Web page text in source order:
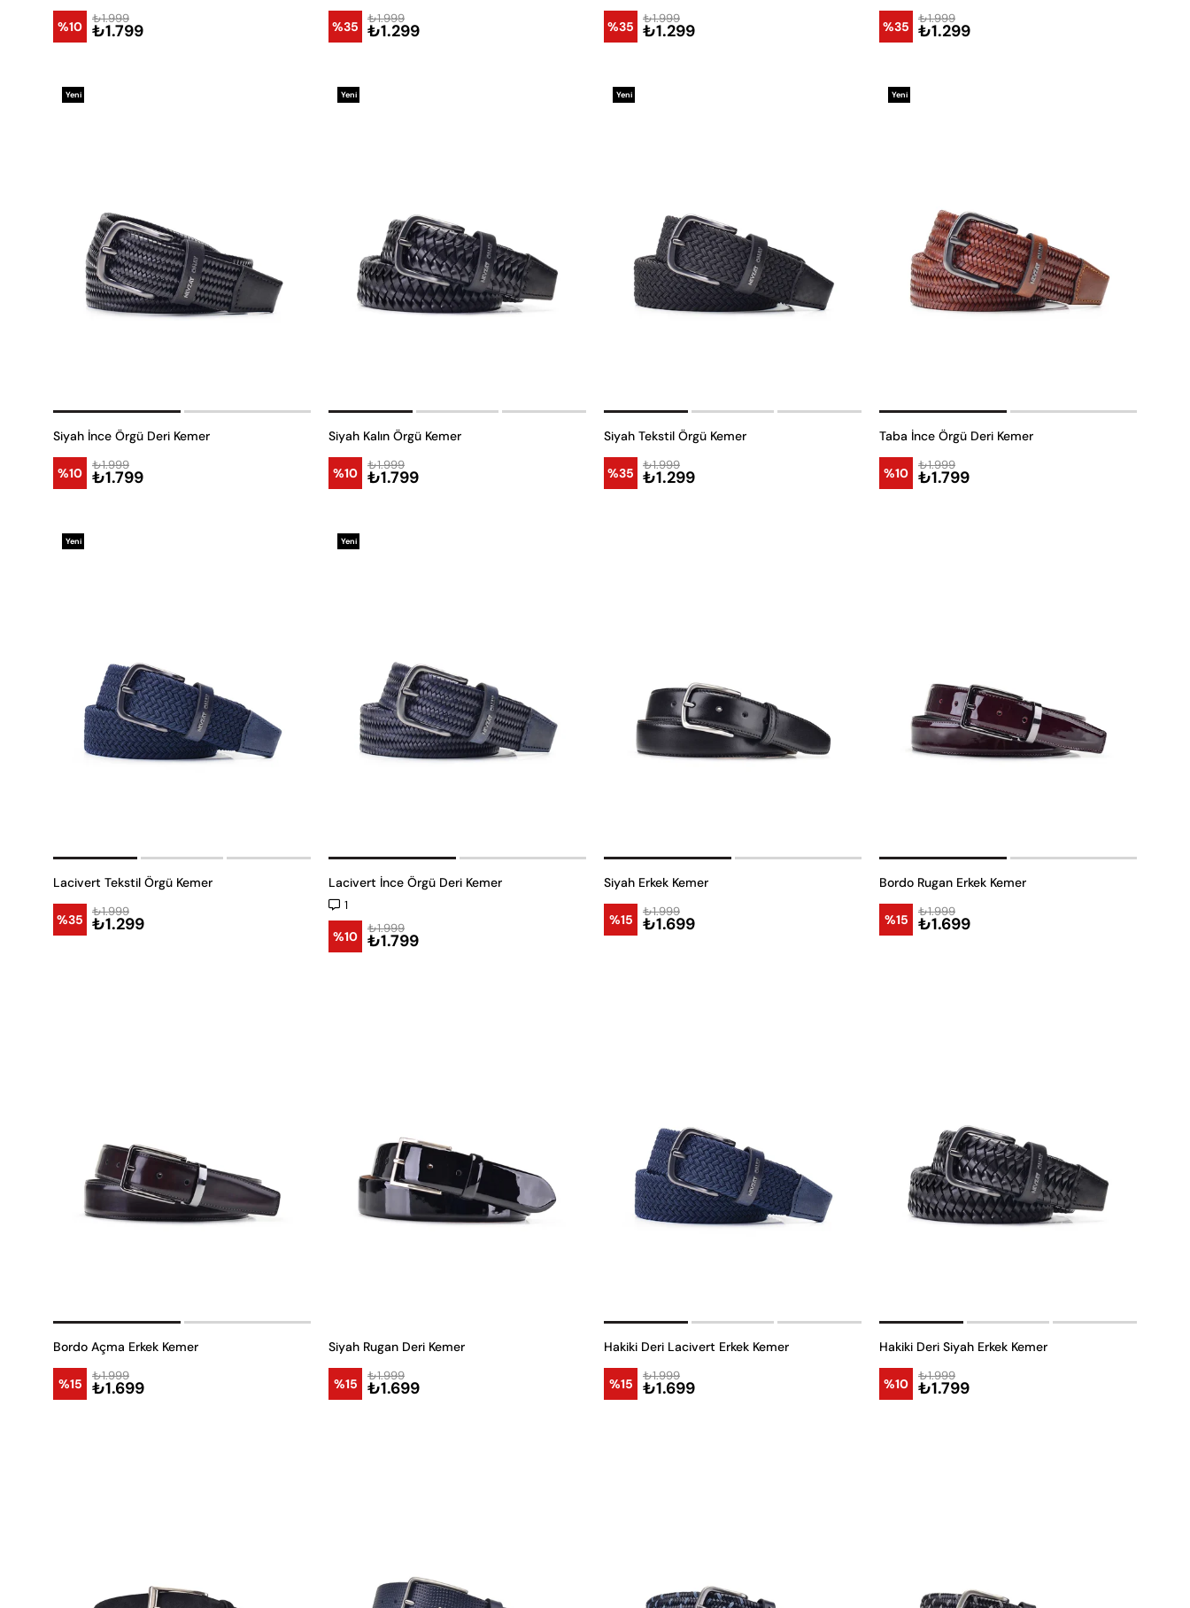
%10 ₺1.799
₺1.999
%35 ₺1.299
₺1.999
%35 ₺1.299
₺1.999
%35 ₺1.299
₺1.999
Siyah İnce Örgü Deri Kemer
%10 ₺1.799
₺1.999
Yeni
Siyah Kalın Örgü Kemer
%10 ₺1.799
₺1.999
Yeni
Siyah Tekstil Örgü Kemer
%35 ₺1.299
₺1.999
Yeni
Taba İnce Örgü Deri Kemer
%10 ₺1.799
₺1.999
Yeni
Lacivert Tekstil Örgü Kemer
%35 ₺1.299
₺1.999
Yeni
Lacivert İnce Örgü Deri Kemer
1
%10 ₺1.799
₺1.999
Yeni
Siyah Erkek Kemer
%15 ₺1.699
₺1.999
Bordo Rugan Erkek Kemer
%15 ₺1.699
₺1.999
Bordo Açma Erkek Kemer
%15 ₺1.699
₺1.999
Siyah Rugan Deri Kemer
%15 ₺1.699
₺1.999
Hakiki Deri Lacivert Erkek Kemer
%15 ₺1.699
₺1.999
Hakiki Deri Siyah Erkek Kemer
%10 ₺1.799
₺1.999